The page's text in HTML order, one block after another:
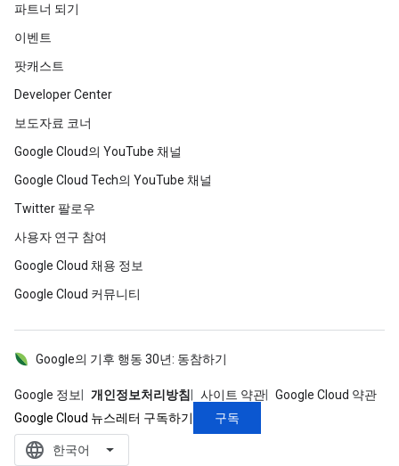
파트너 되기
이벤트
팟캐스트
Developer Center
보도자료 코너
Google Cloud의 YouTube 채널
Google Cloud Tech의 YouTube 채널
Twitter 팔로우
사용자 연구 참여
Google Cloud 채용 정보
Google Cloud 커뮤니티
Google 정보 개인정보처리방침 사이트 약관 Google Cloud 약관
Google의 기후 행동 30년: 동참하기
Google Cloud 뉴스레터 구독하기 구독
language ‪한국어‬